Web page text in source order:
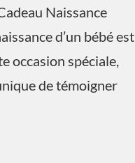
Naissance
d’un bébé est
occasion spéciale,
de témoigner